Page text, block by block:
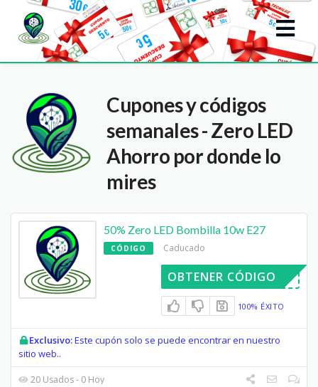
Cupones y códigos
semanales - Zero LED
Ahorro por donde lo
mires
50% Zero LED Bombilla 10w E27
CÓDIGO Caducado
ROBOMLED
OBTENER CÓDIGO
100% ÉXITO
Exclusivo:Este cupón solo se puede encontrar en nuestro
sitio web..
20 Usados - 0 Hoy